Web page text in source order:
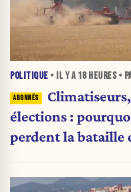
POLITIQUE • IL Y A 18 HEURES•
élections :
perdent la bataille